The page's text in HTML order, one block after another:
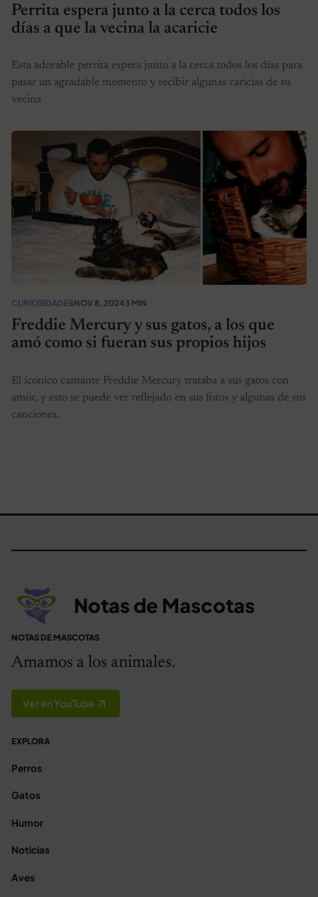
Perrita espera junto a la cerca todos los
días a que la vecina la acaricie
Esta adorable perrita espera junto a la cerca todos los días para
pasar un agradable momento y recibir algunas caricias de su
vecina
CURIOSIDADESNOV 8, 20243 MIN
Freddie Mercury y sus gatos, a los que
amó como si fueran sus propios hijos
El íconico cantante Freddie Mercury trataba a sus gatos con
amor, y esto se puede ver reflejado en sus fotos y algunas de sus
canciones.
Notas de Mascotas
NOTAS DE MASCOTAS
Amamos a los animales.
Ver en YouTube
EXPLORA
Perros
Gatos
Humor
Noticias
Aves